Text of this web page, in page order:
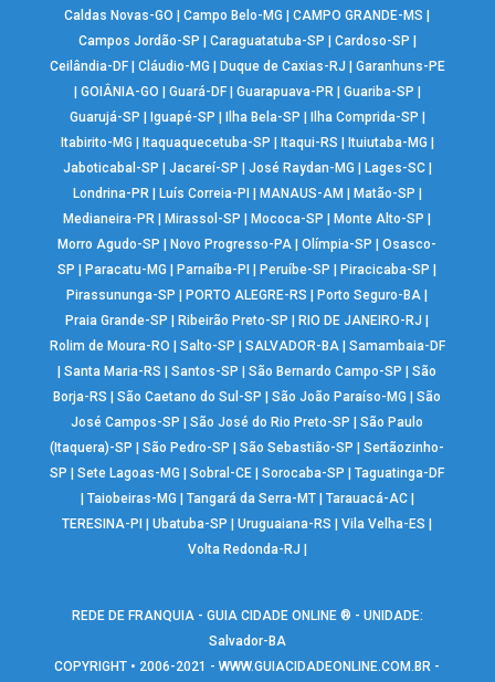
Caldas Novas-GO
|Campo Belo-MG |CAMPO GRANDE-MS
Campos Jordão-SP
Caraguatatuba-SP Cardoso-SP
Ceilândia-DF| Cláudio-MG Duque de Caxias-RJ
Garanhuns-PE
GOIÂNIA-GO Guará-DF| Guarapuava-PR| Guariba-SP
Guarujá-SP
Iguapé-SP Ilha Bela-SP Ilha Comprida-SP
Itabirito-MG
Itaquaquecetuba-SP Itaqui-RS Ituiutaba-MG
Jaboticabal-SP
Jacareí-SP José Raydan-MG Lages-SC|
Londrina-PR| Luís Correia-PI MANAUS-AM Matão-SP
Medianeira-PR
Mirassol-SP Mococa-SP Monte Alto-SP
Morro Agudo-SP
Novo Progresso-PA |Olímpia-SP |Osasco-
SP
Paracatu-MG Parnaíba-PI Peruíbe-SP Piracicaba-SP
Pirassununga-SP
PORTO ALEGRE-RS Porto Seguro-BA
Praia Grande-SP
Ribeirão Preto-SP RIO DE JANEIRO-RJ
Rolim de Moura-RO
Salto-SP SALVADOR-BA| Samambaia-DF
|Santa Maria-RS |Santos-SP |São Bernardo Campo-SP |São
Borja-RS
|São Caetano do Sul-SP |São João Paraíso-MG |São
José Campos-SP
|São José do Rio Preto-SP |São Paulo
(Itaquera)-SP
|São Pedro-SP |São Sebastião-SP |Sertãozinho-
SP
|Sete Lagoas-MG |Sobral-CE |Sorocaba-SP |Taguatinga-DF
Taiobeiras-MG Tangará da Serra-MT| Tarauacá-AC|
TERESINA-PI
|Ubatuba-SP |Uruguaiana-RS |Vila Velha-ES
Volta Redonda-RJ
REDE DE FRANQUIA - GUIA CIDADE ONLINE ® - UNIDADE:
Salvador-BA
COPYRIGHT • 2006-2021 -WWW.GUIACIDADEONLINE.COM.BR -